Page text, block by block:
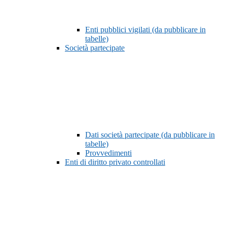
Enti pubblici vigilati (da pubblicare in
tabelle)
Società partecipate
Dati società partecipate (da pubblicare in
tabelle)
Provvedimenti
Enti di diritto privato controllati